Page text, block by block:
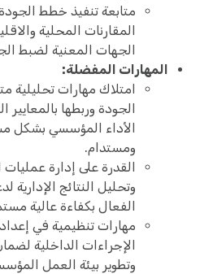
متابعة تنفيذ خطط
المقارنات المحلية
الجهات المعنية لضبط
المهارات المفضلة:
امتلاك مهارات تحليلية
الجودة وربطها
الأداء المؤسسي بشكل
ومستدام.
القدرة على إدارة
وتحليل النتائج الإدارية
الفعال بكفاءة عالية
مهارات تنظيمية في
الإجراءات الداخلية
وتطوير بيئة العمل